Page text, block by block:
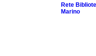
Rete
Marino